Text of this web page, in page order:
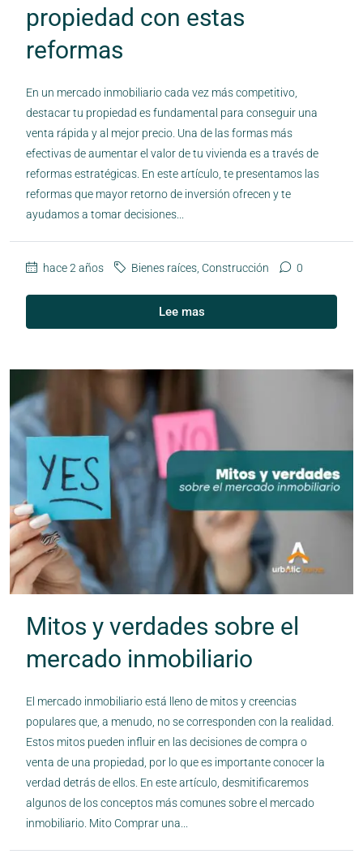
propiedad con estas
reformas
En un mercado inmobiliario cada vez más competitivo,
destacar tu propiedad es fundamental para conseguir una
venta rápida y al mejor precio. Una de las formas más
efectivas de aumentar el valor de tu vivienda es a través de
reformas estratégicas. En este artículo, te presentamos las
reformas que mayor retorno de inversión ofrecen y te
ayudamos a tomar decisiones...
hace 2 años Bienes raíces Construcción 0
Lee mas
Mitos y verdades sobre el
mercado inmobiliario
El mercado inmobiliario está lleno de mitos y creencias
populares que, a menudo, no se corresponden con la realidad.
Estos mitos pueden influir en las decisiones de compra o
venta de una propiedad, por lo que es importante conocer la
verdad detrás de ellos. En este artículo, desmitificaremos
algunos de los conceptos más comunes sobre el mercado
inmobiliario. Mito Comprar una...